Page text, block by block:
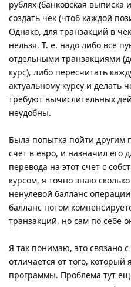
рублях (банковская выписка
создать чек (чтоб каждой
Однако, для транзакций в
нельзя. Т. е. надо либо все
отдельными транзакциями
курс), либо пересчитать
актуальному курсу и делать
требуют вычислительных
неудобны.
Была попытка пойти другим
счет в евро, и назначил его
перевода на этот счет с
курсом, я точно знаю
ненулевой балланс
балланс потом
транзакций, но сам по себе
Я так понимаю, это связано
отличается от того, который
программы. Проблема тут